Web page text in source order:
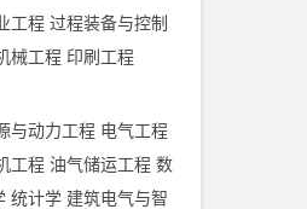
工程 过程装备与控制
械工程 印刷工程
与动力工程 电气工程
工程 油气储运工程 数
统计学 建筑电气与智